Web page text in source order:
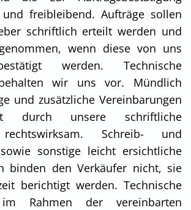
freibleibend. Aufträge sollen
schriftlich erteilt werden und
wenn diese von uns
werden. Technische
wir uns vor. Mündlich
und zusätzliche Vereinbarungen
durch unsere schriftliche
rechtswirksam. Schreib- und
sonstige leicht ersichtliche
binden den Verkäufer nicht, sie
berichtigt werden. Technische
im Rahmen der vereinbarten